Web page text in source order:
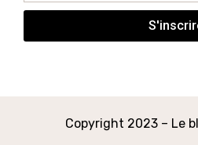
Copyright 2023 – Le